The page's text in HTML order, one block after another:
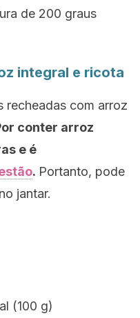
de 200 graus
integral e ricota
recheadas com arroz
conter arroz
e é
. Portanto, pode
jantar.
(100 g)